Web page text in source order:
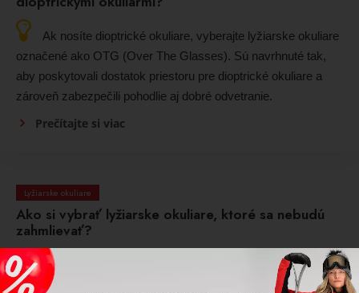
Ak nosíte dioptrické okuliare, vyberajte lyžiarske okuliare
označené ako OTG (Over The Glasses). Sú navrhnuté tak,
aby poskytovali dostatok priestoru pre dioptrické okuliare a
zároveň zabezpečili pohodlie aj dobré odvetranie.
Prečítajte si viac
Lyžiarske okuliare
Ako si vybrať lyžiarske okuliare, ktoré sa nebudú
zahmlievať?
Vyberajte okuliare s dvojitým zorníkom, kvalitnou anti-fog
úpravou a dobrým vetraním. Správna priliehavosť k prilbe